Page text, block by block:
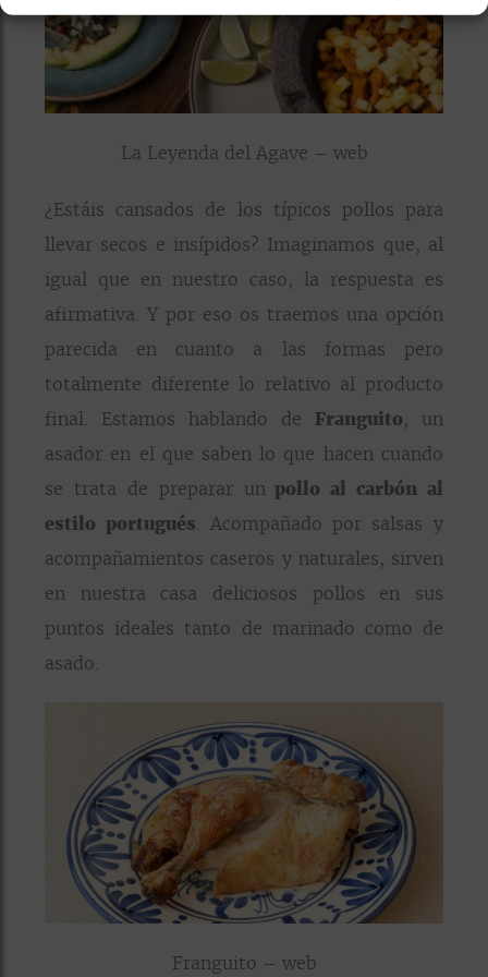
La Leyenda del Agave – web
¿Estáis cansados de los típicos pollos para
llevar secos e insípidos? Imaginamos que, al
igual que en nuestro caso, la respuesta es
afirmativa. Y por eso os traemos una opción
parecida en cuanto a las formas pero
totalmente diferente lo relativo al producto
final. Estamos hablando de Franguito, un
asador en el que saben lo que hacen cuando
se trata de preparar unpollo al carbón al
estilo portugués. Acompañado por salsas y
acompañamientos caseros y naturales, sirven
en nuestra casa deliciosos pollos en sus
puntos ideales tanto de marinado como de
asado.
Franguito – web